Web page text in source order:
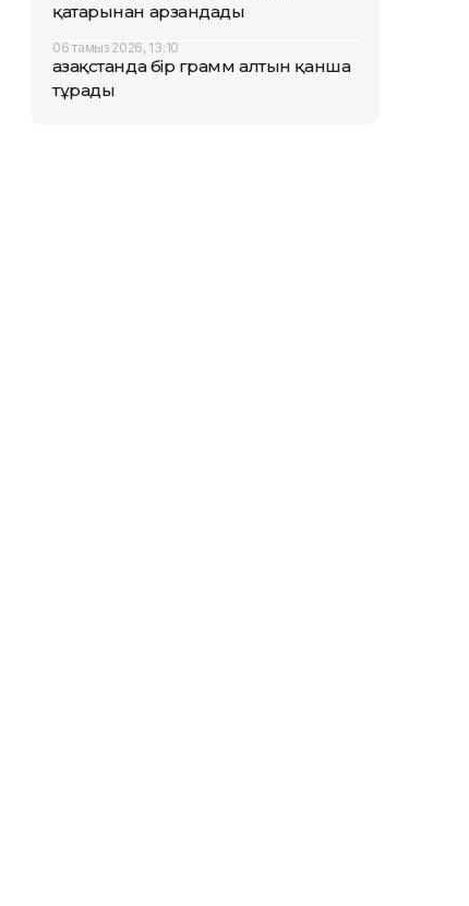
қатарынан арзандады
06 тамыз 2026, 13:10
Қазақстанда бір грамм алтын қанша
тұрады